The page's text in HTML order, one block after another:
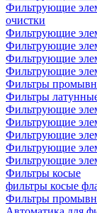
Фильтрующие
очистки
Фильтрующие
Фильтрующие
Фильтрующие
Фильтрующие
Фильтры
Фильтры
Фильтрующие
Фильтрующие
Фильтрующие
Фильтрующие
Фильтрующие
Фильтры косые
фильтры косые
Фильтры